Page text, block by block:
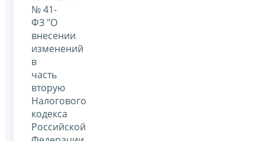
№ 41-
ФЗ "О
внесении
изменений
в
часть
вторую
Налогового
кодекса
Российской